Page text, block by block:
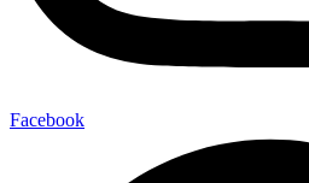
Facebook